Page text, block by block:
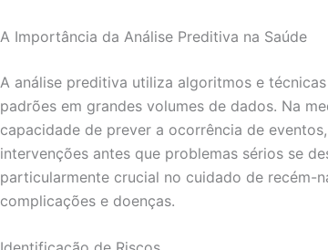
A Importância da Análise Preditiva na Saúde
A análise preditiva utiliza algoritmos e
padrões em grandes volumes de dados. Na
capacidade de prever a ocorrência de
intervenções antes que problemas sérios se
particularmente crucial no cuidado de recém-
complicações e doenças.